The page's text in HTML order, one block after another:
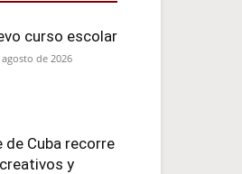
curso escolar
de 2026
de Cuba recorre
y